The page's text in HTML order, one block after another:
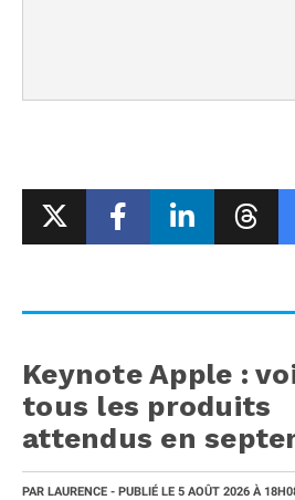
Keynote Apple :
tous les produits
attendus en
PAR LAURENCE - PUBLIÉ LE 5 AOÛT 2026 À